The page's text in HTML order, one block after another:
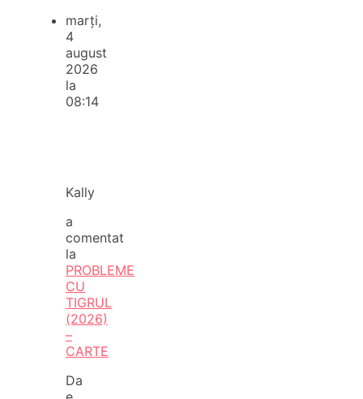
marți,
4
august
2026
la
08:14
Kally
a
comentat
la
PROBLEME
CU
TIGRUL
(2026)
–
CARTE
Da